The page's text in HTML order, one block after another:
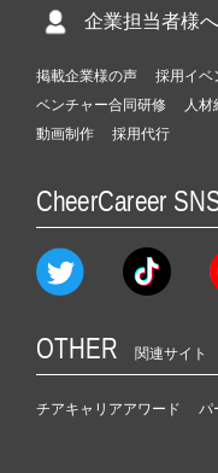
企業担当者様へ
掲載企業様の声 採用イベ
ベンチャー合同研修
人材
動画制作
採用代行
CheerCareer
OTHER 関連サイト
チアキャリアアワード パ